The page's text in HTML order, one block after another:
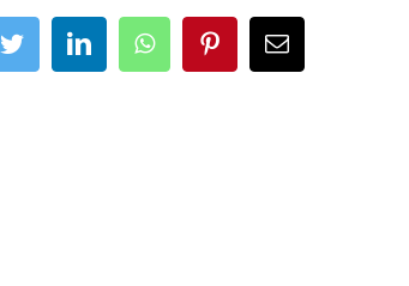
TwitterLinkedInWhatsAppPinterestEmail